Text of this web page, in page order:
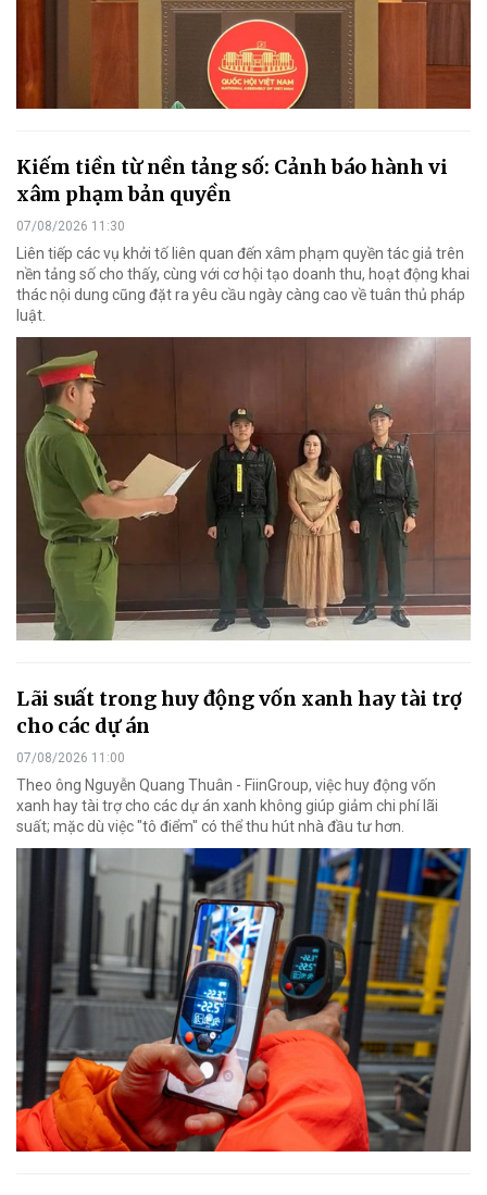
Kiếm tiền từ nền tảng số: Cảnh báo hành vi
xâm phạm bản quyền
07/08/2026 11:30
Liên tiếp các vụ khởi tố liên quan đến xâm phạm quyền tác giả trên
nền tảng số cho thấy, cùng với cơ hội tạo doanh thu, hoạt động khai
thác nội dung cũng đặt ra yêu cầu ngày càng cao về tuân thủ pháp
luật.
Lãi suất trong huy động vốn xanh hay tài trợ
cho các dự án
07/08/2026 11:00
Theo ông Nguyễn Quang Thuân - FiinGroup, việc huy động vốn
xanh hay tài trợ cho các dự án xanh không giúp giảm chi phí lãi
suất; mặc dù việc "tô điểm" có thể thu hút nhà đầu tư hơn.